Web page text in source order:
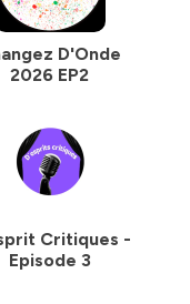
D'Onde
2026 EP2
Critiques -
Episode 3